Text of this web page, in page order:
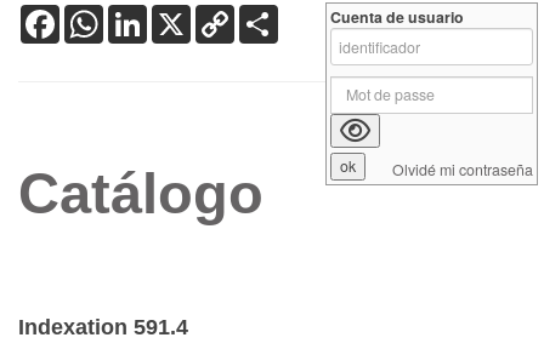
FacebookWhatsApp
LinkedIn
X Copy
Link
Catálogo
Indexation 591.4
Cuenta de usuario
Olvidé mi contraseña